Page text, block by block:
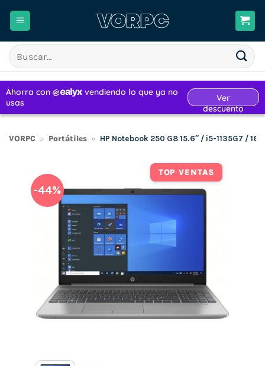
Buscar
por:
VORPC » Portátiles » HP Notebook 250 G8 15.6″ / i5-1135G7 /
TOP VENTAS
-44%